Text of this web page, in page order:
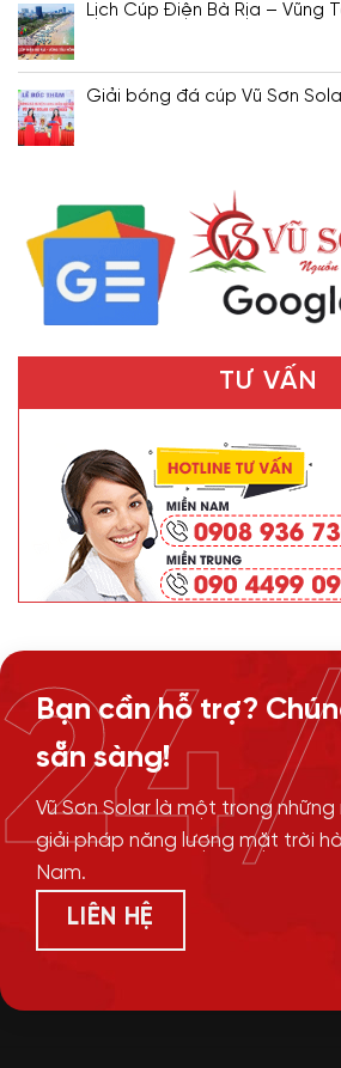
Lịch Cúp Điện Bà Rịa – Vũng
Giải bóng đá cúp Vũ Sơn
TƯ VẤN
Bạn cần hỗ trợ?
sẵn sàng!
Vũ Sơn Solar là một trong
giải pháp năng lượng mặt trời
Nam.
LIÊN HỆ